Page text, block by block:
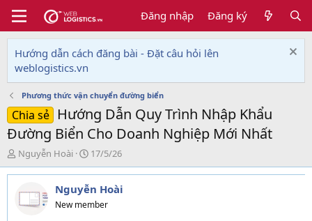
Đăng nhập Đăng ký
Hướng dẫn cách đăng bài - Đặt câu hỏi lên
weblogistics.vn
Phương thức vận chuyển đường biển
Chia sẻ
Hướng Dẫn Quy Trình Nhập Khẩu
Đường Biển Cho Doanh Nghiệp Mới Nhất
T
h
r
e
a
Nguyễn Hoài
N
g
à
y
g
17/5/26
Nguyễn Hoài
New member